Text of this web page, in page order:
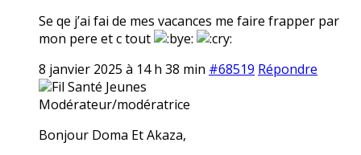
Se qe j’ai fai de mes vacances me faire frapper par
mon pere et c tout
8 janvier 2025 à 14 h 38 min #68519 Répondre
Fil Santé Jeunes
Modérateur/modératrice
Bonjour Doma Et Akaza,